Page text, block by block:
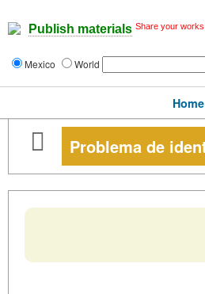
Publish materials Share your
Mexico World
Home
Problema de